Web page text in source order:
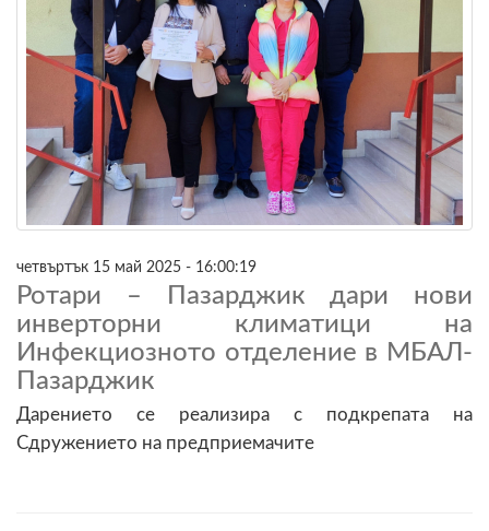
четвъртък 15 май 2025 - 16:00:19
Ротари – Пазарджик дари нови
инверторни климатици на
Инфекциозното отделение в МБАЛ-
Пазарджик
Дарението се реализира с подкрепата на
Сдружението на предприемачите